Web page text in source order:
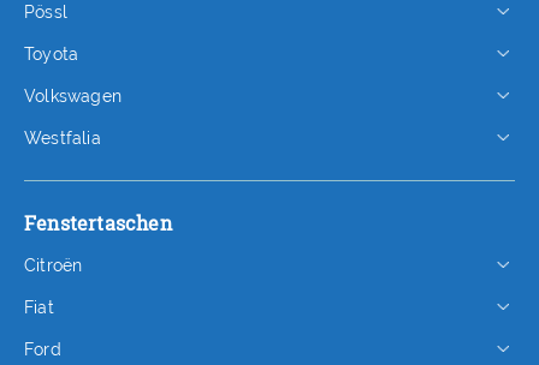
Pössl
Toyota
Volkswagen
Westfalia
Fenstertaschen
Citroën
Fiat
Ford